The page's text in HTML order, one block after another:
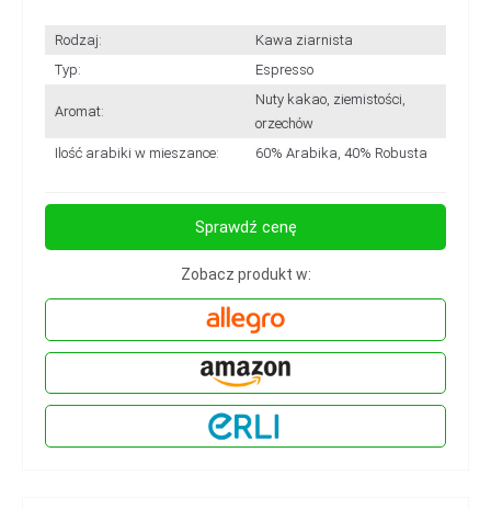
Rodzaj:
Kawa ziarnista
Typ:
Espresso
Aromat:
Nuty kakao, ziemistości,
orzechów
Ilość arabiki w mieszance:
60% Arabika, 40% Robusta
Sprawdź cenę
Zobacz produkt w: